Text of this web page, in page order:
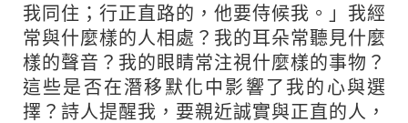
我同住；行正直路的，他要侍候我。」我經
常與什麼樣的人相處？我的耳朵常聽見什麼
樣的聲音？我的眼睛常注視什麼樣的事物？
這些是否在潛移默化中影響了我的心與選
擇？詩人提醒我，要親近誠實與正直的人，